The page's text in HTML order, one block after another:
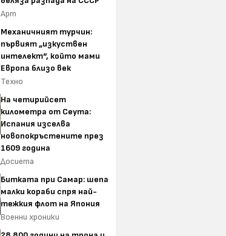
Арт
Механичният турчин:
първият „изкуствен
интелект“, който мами
Европа близо век
Техно
На четирийсет
километра от Сеута:
Испания изселва
новопокръстените през
1609 година
Досиета
Битката при Самар: шепа
малки кораби спря най-
тежкия флот на Япония
Военни хроники